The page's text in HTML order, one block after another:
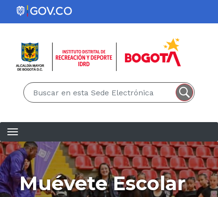
Pasar al contenido principal
Muévete Escolar